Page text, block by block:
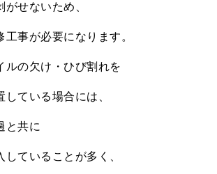
せないため、
事が必要になります。
の欠け・ひび割れを
ている場合には、
共に
ていることが多く、